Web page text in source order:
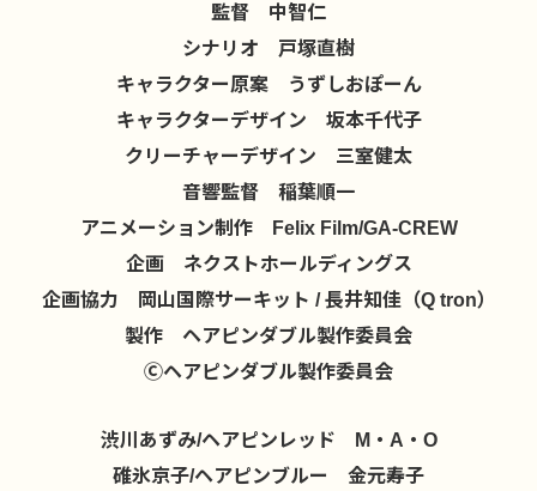
監督 中智仁
シナリオ 戸塚直樹
キャラクター原案 うずしおぽーん
キャラクターデザイン 坂本千代子
クリーチャーデザイン 三室健太
音響監督 稲葉順一
アニメーション制作 Felix Film/GA-CREW
企画 ネクストホールディングス
企画協力 岡山国際サーキット / 長井知佳（Q tron）
製作 ヘアピンダブル製作委員会
Ⓒヘアピンダブル製作委員会
渋川あずみ/ヘアピンレッド M・A・O
碓氷京子/ヘアピンブルー 金元寿子